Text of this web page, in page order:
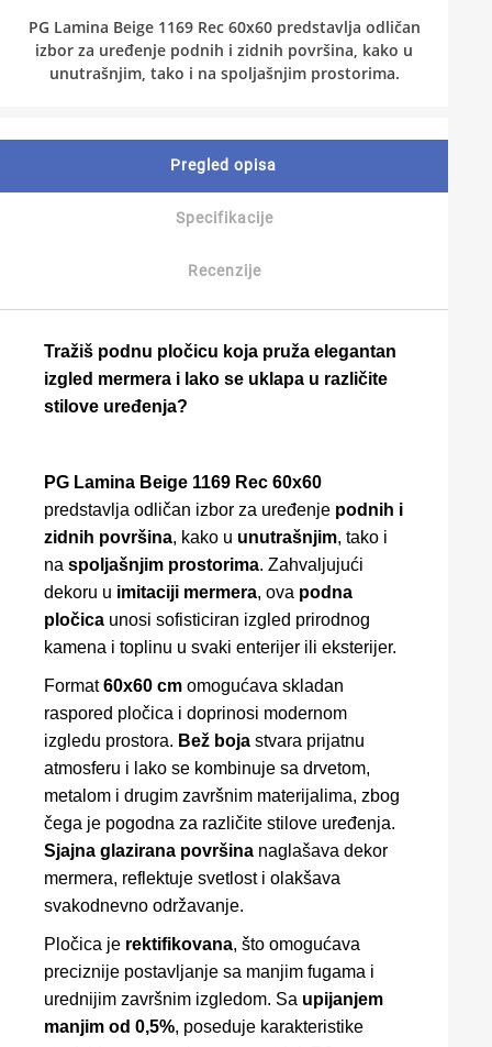
PG Lamina Beige 1169 Rec 60x60 predstavlja odličan
izbor za uređenje podnih i zidnih površina, kako u
unutrašnjim, tako i na spoljašnjim prostorima.
Pregled opisa
Specifikacije
Recenzije
Tražiš podnu pločicu koja pruža elegantan
izgled mermera i lako se uklapa u različite
stilove uređenja?
PG Lamina Beige 1169 Rec 60x60
predstavlja odličan izbor za uređenje podnih i
zidnih površina, kako u unutrašnjim, tako i
na spoljašnjim prostorima. Zahvaljujući
dekoru u imitaciji mermera, ova podna
pločica unosi sofisticiran izgled prirodnog
kamena i toplinu u svaki enterijer ili eksterijer.
Format60x60 cm omogućava skladan
raspored pločica i doprinosi modernom
izgledu prostora. Bež boja stvara prijatnu
atmosferu i lako se kombinuje sa drvetom,
metalom i drugim završnim materijalima, zbog
čega je pogodna za različite stilove uređenja.
Sjajna glazirana površina naglašava dekor
mermera, reflektuje svetlost i olakšava
svakodnevno održavanje.
Pločica je rektifikovana, što omogućava
preciznije postavljanje sa manjim fugama i
urednijim završnim izgledom. Sa upijanjem
manjim od 0,5%, poseduje karakteristike